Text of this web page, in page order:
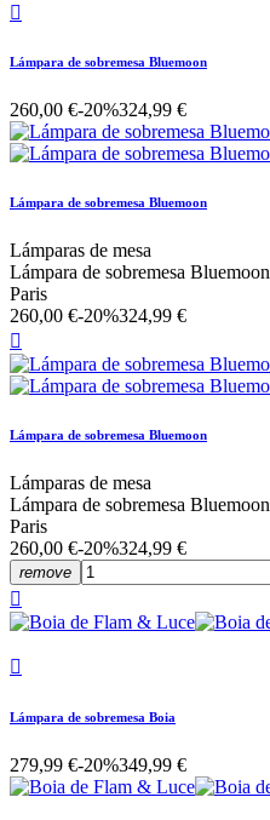

Lámpara de sobremesa Bluemoon
260,00 €-20%324,99 €
Lámpara de sobremesa Bluemoon
Lámparas de mesa
Lámpara de sobremesa
Paris
260,00 €-20%324,99 €

Lámpara de sobremesa Bluemoon
Lámparas de mesa
Lámpara de sobremesa
Paris
260,00 €-20%324,99 €
remove


Lámpara de sobremesa Boia
279,99 €-20%349,99 €